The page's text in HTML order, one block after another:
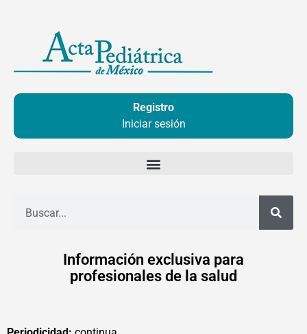
contenido
Registro
Iniciar sesión
Información exclusiva para
profesionales de la salud